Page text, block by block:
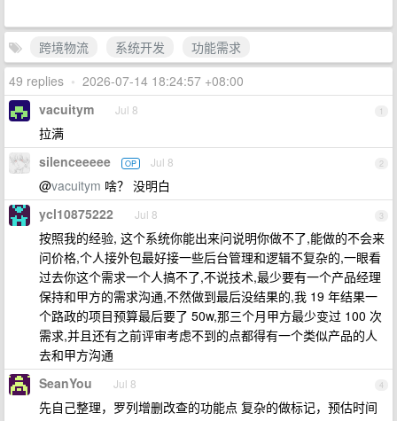
跨境物流 系统开发
功能需求
49 replies • 2026-07-14 18:24:57 +08:00
1
vacuitym Jul 8
拉满
2
silenceeeee OP Jul 8
@vacuitym 啥？ 没明白
3
ycl10875222 Jul 8
按照我的经验, 这个系统你能出来问说明你做不了,能做的不会来
问价格,个人接外包最好接一些后台管理和逻辑不复杂的,一眼看
过去你这个需求一个人搞不了,不说技术,最少要有一个产品经理
保持和甲方的需求沟通,不然做到最后没结果的,我 19 年结果一
个路政的项目预算最后要了 50w,那三个月甲方最少变过 100 次
需求,并且还有之前评审考虑不到的点都得有一个类似产品的人
去和甲方沟通
4
SeanYou Jul 8
先自己整理，罗列增删改查的功能点 复杂的做标记，预估时间